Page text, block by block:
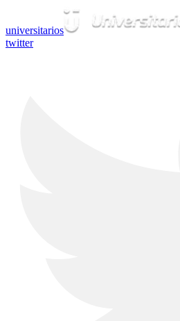
universitarios
twitter